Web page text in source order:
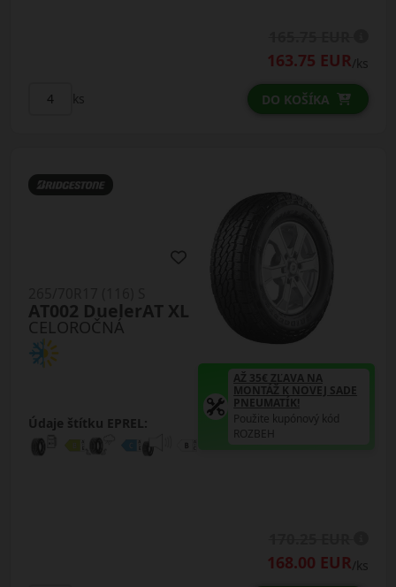
163.75 EUR/ks
ks DO KOŠÍKA
CELOROČNÁ
AT002 DuelerAT XL
Údaje štítku EPREL:
AŽ 35€ ZĽAVA NA
MONTÁŽ K NOVEJ SADE
PNEUMATÍK!
Použite kupónový kód
ROZBEH
168.00 EUR/ks